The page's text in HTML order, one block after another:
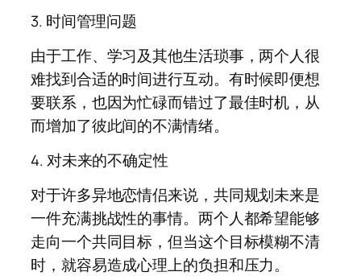
3. 时间管理问题
由于工作、学习及其他生活琐事，两个人很
难找到合适的时间进行互动。有时候即便想
要联系，也因为忙碌而错过了最佳时机，从
而增加了彼此间的不满情绪。
4. 对未来的不确定性
对于许多异地恋情侣来说，共同规划未来是
一件充满挑战性的事情。两个人都希望能够
走向一个共同目标，但当这个目标模糊不清
时，就容易造成心理上的负担和压力。